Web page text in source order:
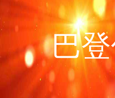
巴